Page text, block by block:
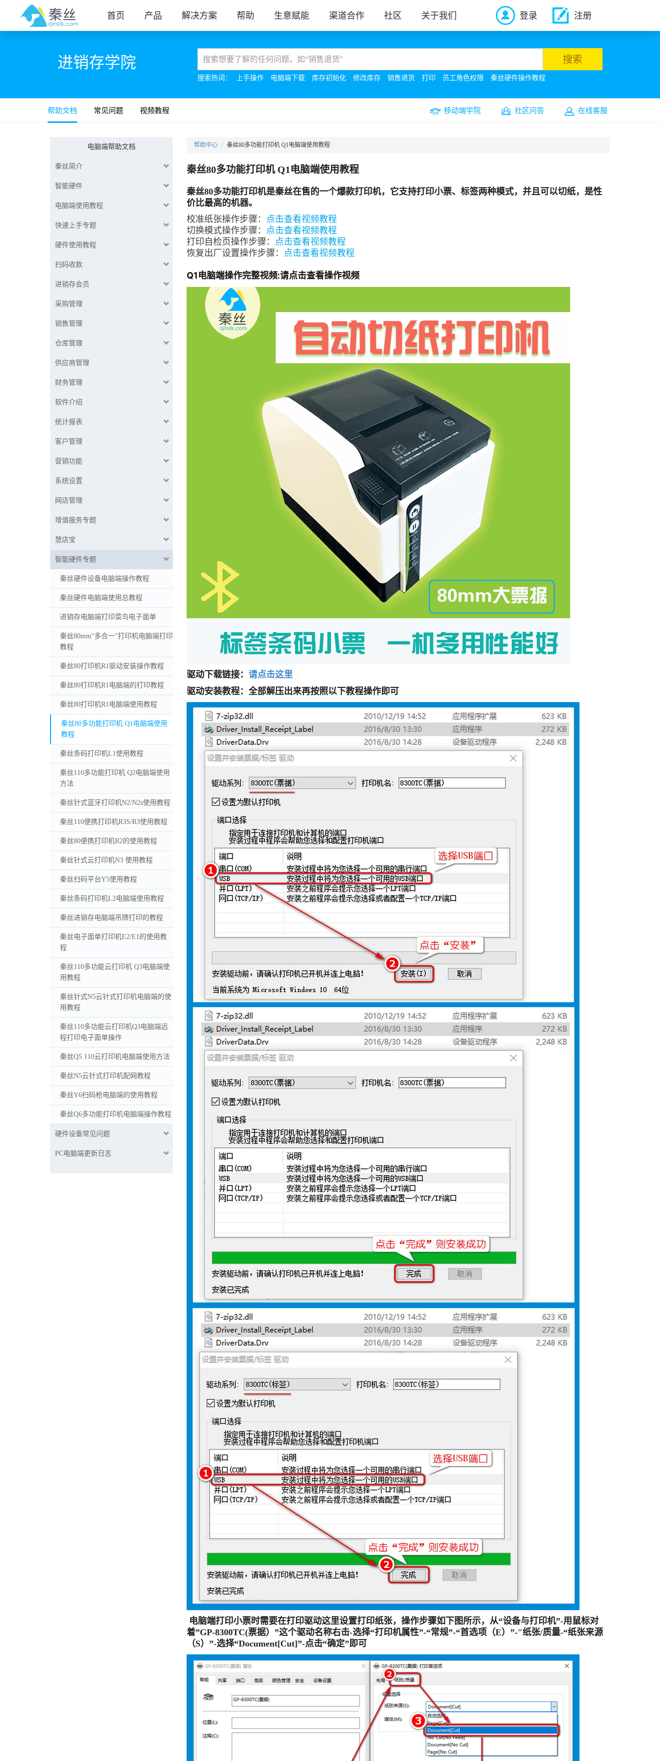
首页 产品 解决方案 帮助 生意赋能 渠道合作 社区 关于我们 登录 注册
进销存学院 搜索
搜索热词： 上手操作 电脑端下载 库存初始化 修改库存 销售退货 打印 员工角色权限 秦丝硬件操作教程
帮助文档 常见问题 视频教程 移动端学院 社区问答 在线客服
电脑端帮助文档
秦丝简介
智能硬件
电脑端使用教程
快速上手专题
硬件使用教程
扫码收款
进销存会员
采购管理
销售管理
仓库管理
供应商管理
财务管理
软件介绍
统计报表
客户管理
营销功能
系统设置
网店管理
增值服务专题
慧店宝
智能硬件专题
秦丝硬件设备电脑端操作教程
秦丝硬件电脑端使用总教程
进销存电脑端打印菜鸟电子面单
秦丝80mm“多合一”打印机电脑端打印
教程
秦丝80打印机R1驱动安装操作教程
秦丝80打印机R1电脑端的打印教程
秦丝80打印机R1电脑端使用教程
秦丝80多功能打印机 Q1电脑端使用
教程
秦丝条码打印机L1使用教程
秦丝110多功能打印机 Q2电脑端使用
方法
秦丝针式蓝牙打印机N2/N2s使用教程
秦丝110便携打印机R3S/R3使用教程
秦丝80便携打印机R2的使用教程
秦丝针式云打印机N3 使用教程
秦丝扫码平台Y5使用教程
秦丝条码打印机L2电脑端使用教程
秦丝进销存电脑端吊牌打印的教程
秦丝电子面单打印机E2/E1的使用教
程
秦丝110多功能云打印机 Q3电脑端使
用教程
秦丝针式N5云针式打印机电脑端的使
用教程
秦丝110多功能云打印机Q3电脑端远
程打印电子面单操作
秦丝Q5 110云打印机电脑端使用方法
秦丝N5云针式打印机配网教程
秦丝Y6扫码枪电脑端的使用教程
秦丝Q6多功能打印机电脑端操作教程
硬件设备常见问题
PC电脑端更新日志
帮助中心 秦丝80多功能打印机 Q1电脑端使用教程
秦丝80多功能打印机 Q1电脑端使用教程
秦丝80多功能打印机是秦丝在售的一个爆款打印机，它支持打印小票、标签两种模式，并且可以切纸，是性
价比最高的机器。
校准纸张操作步骤： 点击查看视频教程
切换模式操作步骤： 点击查看视频教程
打印自检页操作步骤： 点击查看视频教程
恢复出厂设置操作步骤： 点击查看视频教程
Q1电脑端操作完整视频:请点击查看操作视频
驱动下载链接： 请点击这里
驱动安装教程：全部解压出来再按照以下教程操作即可
电脑端打印小票时需要在打印驱动这里设置打印纸张，操作步骤如下图所示，从“设备与打印机”-用鼠标对
着”GP-8300TC(票据）”这个驱动名称右击-选择“打印机属性”-“常规”-“首选项（E）”-"纸张/质量-“纸张来源
（S）”-选择“Document[Cut]”-点击“确定”即可